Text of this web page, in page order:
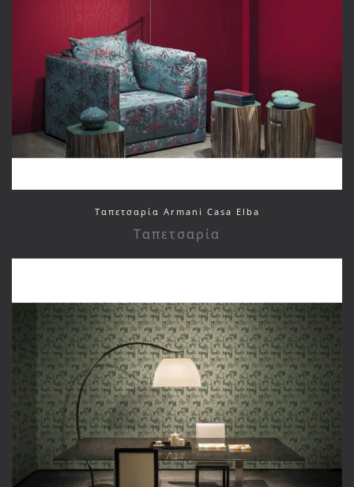
Ταπετσαρία Armani Casa Elba
Ταπετσαρία